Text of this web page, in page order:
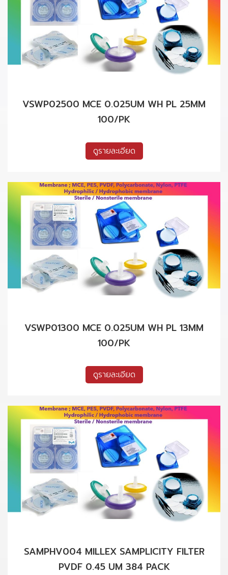
VSWP02500 MCE 0.025UM WH PL 25MM
100/PK
ดูรายละเอียด
VSWP01300 MCE 0.025UM WH PL 13MM
100/PK
ดูรายละเอียด
SAMPHV004 MILLEX SAMPLICITY FILTER
PVDF 0.45 UM 384 PACK